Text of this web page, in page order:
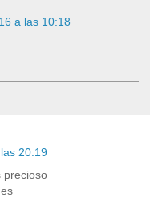
a las 10:18
20:19
precioso